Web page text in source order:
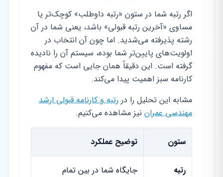
اگر رتبه شما در ستون «رتبه داوطلب» کوچک‌تر یا
مساوی «آخرین رتبه قبولی» باشد، یعنی شما در آن
رشته پذیرفته می‌شدید. اما چون آن انتخاب در
اولویت‌های پایین‌تر شما بوده، سیستم آن را نادیده
گرفته است. این دقیقاً همان جایی است که مفهوم
کارنامه سبز اهمیت پیدا می‌کند.
مشابه این تحلیل را در رتبه و کارنامه قبولی ارشد
مهندسی عمران نیز مشاهده می‌کنیم.
ستون توضیح عملکرد
رتبه
جایگاه شما در بین تمام